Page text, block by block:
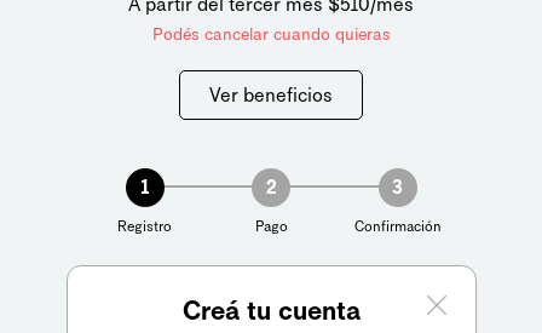
Podés cancelar cuando quieras
Ver beneficios
1
Registro
2
Pago
3
Confirmación
Creá tu cuenta